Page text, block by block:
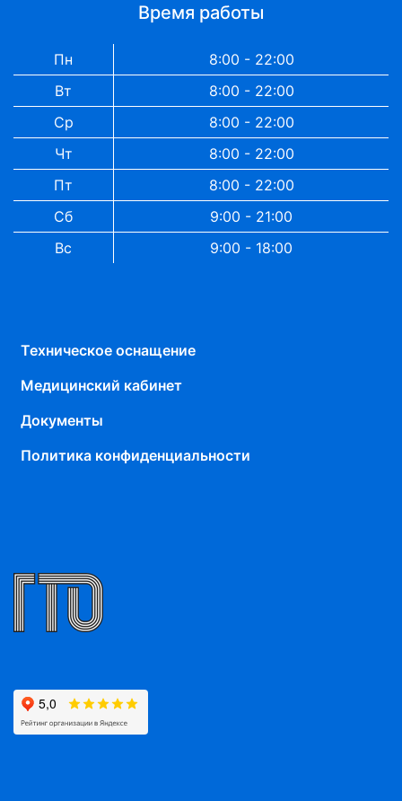
Время работы
Пн
8:00 - 22:00
Вт
8:00 - 22:00
Ср
8:00 - 22:00
Чт
8:00 - 22:00
Пт
8:00 - 22:00
Сб
9:00 - 21:00
Вс
9:00 - 18:00
Техническое оснащение
Медицинский кабинет
Документы
Политика конфиденциальности